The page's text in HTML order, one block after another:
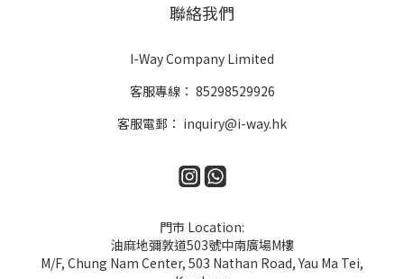
聯絡我們
I-Way Company Limited
客服專線： 85298529926
客服電郵： inquiry@i-way.hk
門市 Location:
油麻地彌敦道503號中南廣場M樓
M/F, Chung Nam Center, 503 Nathan Road, Yau Ma Tei,